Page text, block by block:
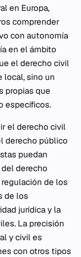
en Europa,
comprender
con autonomía
en el ámbito
el derecho civil
local, sino un
propias que
específicos.
el derecho civil
derecho público
puedan
derecho
de los
de los
jurídica y la
La precisión
y civil es
con otros tipos